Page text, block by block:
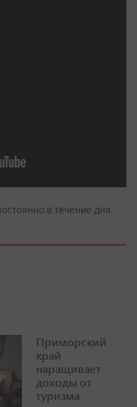
в течение дня.
Приморский
край
наращивает
доходы от
туризма